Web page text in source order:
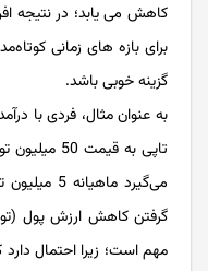
کاهش می یابد؛ در نتیجه
برای بازه های زمانی
گزینه خوبی باشد.
تاپی به
می‌گیرد
گرفتن کاهش ارزش پول
مهم است؛ زیرا احتمال